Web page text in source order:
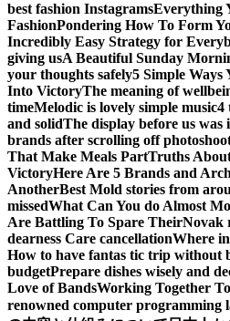
best fashion InstagramsEverything
FashionPondering How To Form
Incredibly Easy Strategy for
giving usA Beautiful Sunday
your thoughts safely5 Simple Ways
Into VictoryThe meaning of
timeMelodic is lovely simple music4
and solidThe display before us was
brands after scrolling off
That Make Meals PartTruths
VictoryHere Are 5 Brands and
AnotherBest Mold stories from
missedWhat Can You do Almost
Are Battling To Spare TheirNovak
dearness Care cancellationWhere
How to have fantas tic trip without
budgetPrepare dishes wisely and
Love of BandsWorking Together
renowned computer programming